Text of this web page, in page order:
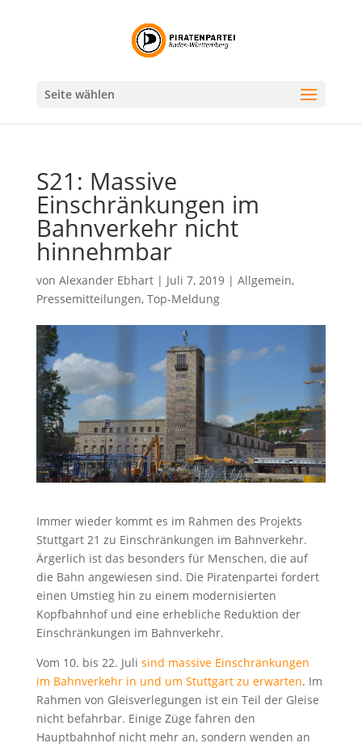
Seite wählen
S21: Massive
Einschränkungen im
Bahnverkehr nicht
hinnehmbar
von Alexander Ebhart| Juli 7, 2019| Allgemein,
Pressemitteilungen, Top-Meldung
Immer wieder kommt es im Rahmen des Projekts
Stuttgart 21 zu Einschränkungen im Bahnverkehr.
Ärgerlich ist das besonders für Menschen, die auf
die Bahn angewiesen sind. Die Piratenpartei fordert
einen Umstieg hin zu einem modernisierten
Kopfbahnhof und eine erhebliche Reduktion der
Einschränkungen im Bahnverkehr.
Vom 10. bis 22. Juli sind massive Einschränkungen
im Bahnverkehr in und um Stuttgart zu erwarten. Im
Rahmen von Gleisverlegungen ist ein Teil der Gleise
nicht befahrbar. Einige Züge fahren den
Hauptbahnhof nicht mehr an, sondern wenden an